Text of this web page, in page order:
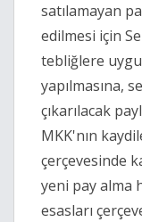
satılamayan
edilmesi için
tebliğlere
yapılmasına,
çıkarılacak
MKK'nın
çerçevesinde
yeni pay alma
esasları